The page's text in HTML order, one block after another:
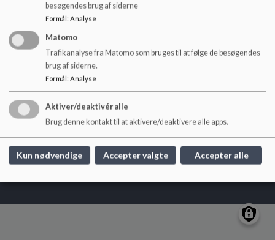
Nørreskov-Skolen
Skolegade 21
norreskov-skolen@sonderborg.dk
88724395
EAN NR. 5798005205715
Sitemap
Cookie politik
besøgendes brug af siderne
Formål: Analyse
Matomo
Trafikanalyse fra Matomo som bruges til at følge de besøgendes
brug af siderne.
Formål: Analyse
Aktiver/deaktivér alle
Brug denne kontakt til at aktivere/deaktivere alle apps.
Kun nødvendige Accepter valgte Accepter alle